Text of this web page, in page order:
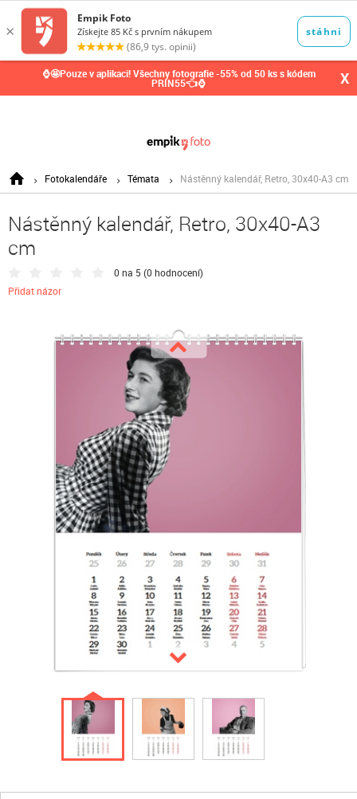
⌚🤩Pouze v aplikaci! Všechny fotografie -55% od 50 ks s kódem
PRIN55👈⌚ X
Fotokalendáře Témata Nástěnný kalendář, Retro, 30x40-A3 cm
Nástěnný kalendář, Retro, 30x40-A3
cm
0 na 5 (0 hodnocení)
Přidat názor